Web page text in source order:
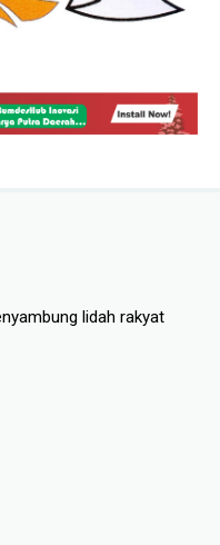
lidah rakyat